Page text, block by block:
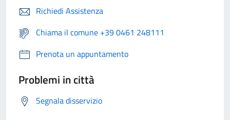
Richiedi Assistenza
Chiama il comune +39 0461 248111
Prenota un appuntamento
Problemi in città
Segnala disservizio